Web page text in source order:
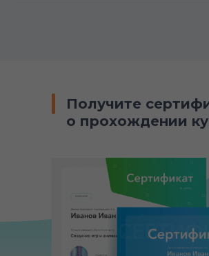
Получите
о прохождении